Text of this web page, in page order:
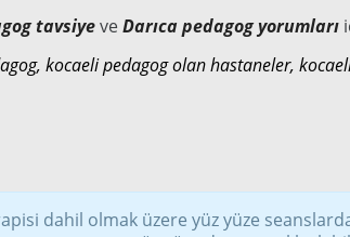
tavsiyeveDarıca pedagog yorumları
kocaeli pedagog olan hastaneler,
dahil olmak üzere yüz yüze